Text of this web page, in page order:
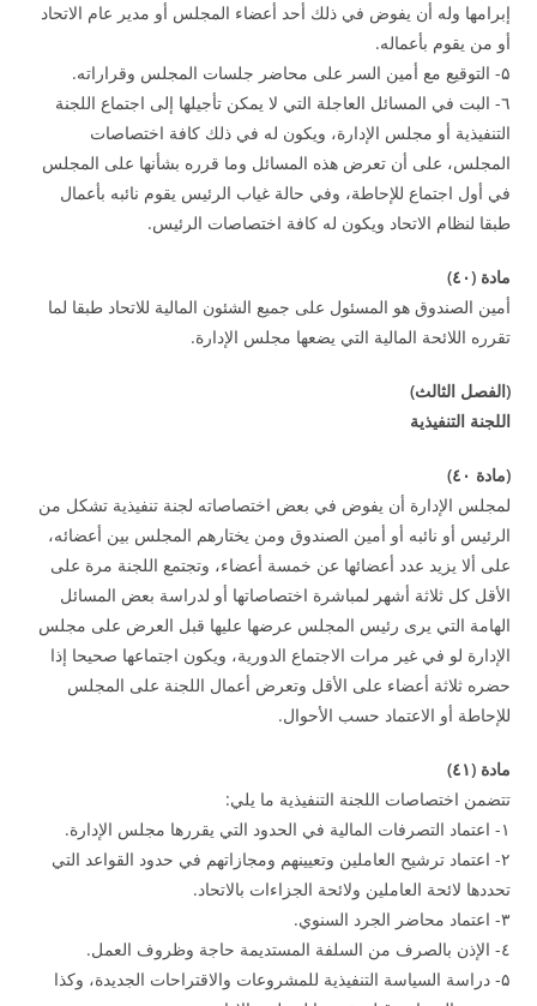
إبرامها وله أن يفوض في ذلك أحد أعضاء المجلس أو مدير عام الاتحاد
أو من يقوم بأعماله.
۵- التوقيع مع أمين السر على محاضر جلسات المجلس وقراراته.
٦- البت في المسائل العاجلة التي لا يمكن تأجيلها إلى اجتماع اللجنة
التنفيذية أو مجلس الإدارة، ويكون له في ذلك كافة اختصاصات
المجلس، على أن تعرض هذه المسائل وما قرره بشأنها على المجلس
في أول اجتماع للإحاطة، وفي حالة غياب الرئيس يقوم نائبه بأعمال
طبقا لنظام الاتحاد ويكون له كافة اختصاصات الرئيس.
مادة (٤۰
)
أمين الصندوق هو المسئول على جميع الشئون المالية للاتحاد طبقا لما
تقرره اللائحة المالية التي يضعها مجلس الإدارة.
(الفصل الثالث)
اللجنة التنفيذية
(مادة ٤ ۰
)
لمجلس الإدارة أن يفوض في بعض اختصاصاته لجنة تنفيذية تشكل من
الرئيس أو نائبه أو أمين الصندوق ومن يختارهم المجلس بين أعضائه،
على ألا يزيد عدد أعضائها عن خمسة أعضاء، وتجتمع اللجنة مرة على
الأقل كل ثلاثة أشهر لمباشرة اختصاصاتها أو لدراسة بعض المسائل
الهامة التي يرى رئيس المجلس عرضها عليها قبل العرض على مجلس
الإدارة لو في غير مرات الاجتماع الدورية، ويكون اجتماعها صحيحا إذا
حضره ثلاثة أعضاء على الأقل وتعرض أعمال اللجنة على المجلس
للإحاطة أو الاعتماد حسب الأحوال.
مادة (٤۱ )
تتضمن اختصاصات اللجنة التنفيذية ما يلي:
۱- اعتماد التصرفات المالية في الحدود التي يقررها مجلس الإدارة.
۲- اعتماد ترشيح العاملين وتعيينهم ومجازاتهم في حدود القواعد التي
تحددها لائحة العاملين ولائحة الجزاءات بالاتحاد.
۳- اعتماد محاضر الجرد السنوي.
٤- الإذن بالصرف من السلفة المستديمة حاجة وظروف العمل.
۵- دراسة السياسة التنفيذية للمشروعات والاقتراحات الجديدة، وكذا